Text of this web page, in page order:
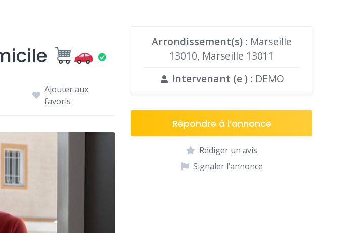
Ajouter aux
favoris
Arrondissement(s) : Marseille
13010, Marseille 13011
Intervenant (e ) : DEMO
Répondre à l’annonce
Rédiger un avis
Signaler l’annonce